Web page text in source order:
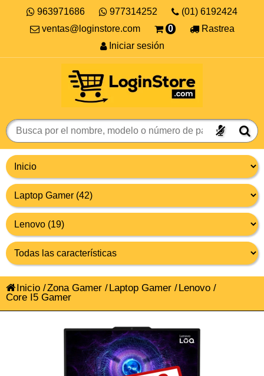
963971686 977314252
(01) 6192424
ventas@loginstore.com
0
Rastrea
Iniciar sesión
Inicio /Zona Gamer /Laptop Gamer /Lenovo /
Core I5 Gamer